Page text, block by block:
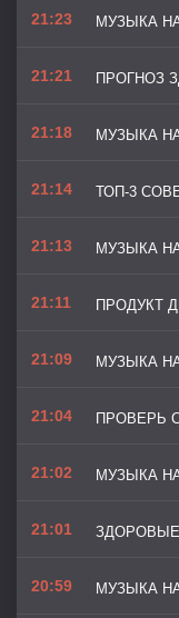
21:23
21:21 ПРОГНОЗ
21:18
21:14
21:13
21:11 ПРОДУКТ
21:09
21:04
21:02
21:01
20:59